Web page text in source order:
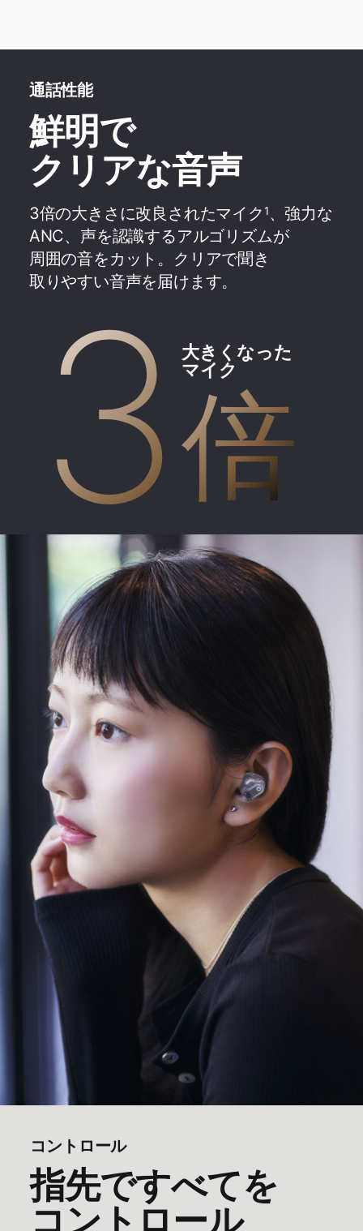
通話性能
鮮明で
クリアな​​音声
3倍の​​大きさに​​改良された​​マイク1、​​強力な​​
ANC、​​声を​​認識する​​アルゴリズムが​​
周囲の​​音を​​カット。​​クリアで​​聞き​
取りやすい​​音声を​​届けます。
3
大きくなった
マイク
倍
コントロール
指先ですべてを​​
コントロール